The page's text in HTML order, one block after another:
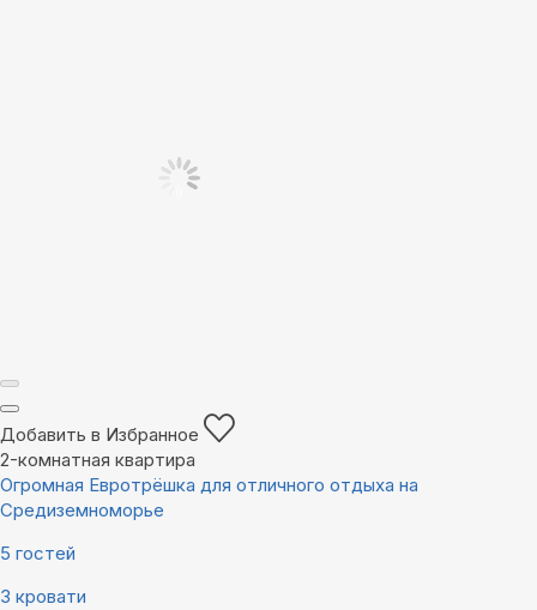
Добавить в Избранное
2-комнатная квартира
Огромная Евротрёшка для отличного отдыха на
Средиземноморье
5 гостей
3 кровати